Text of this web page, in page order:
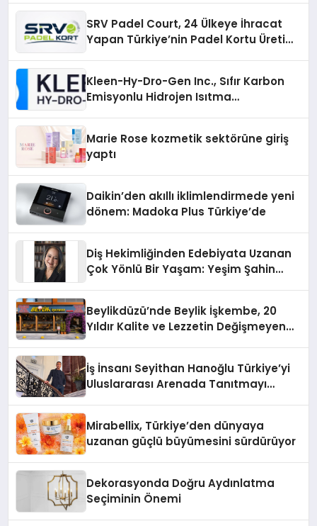
SRV Padel Court, 24 Ülkeye İhracat
Yapan Türkiye’nin Padel Kortu Üretim
Kleen-Hy-Dro-Gen Inc., Sıfır Karbon
Emisyonlu Hidrojen Isıtma
Marie Rose kozmetik sektörüne giriş
yaptı
Daikin’den akıllı iklimlendirmede yeni
dönem: Madoka Plus Türkiye’de
Diş Hekimliğinden Edebiyata Uzanan
Çok Yönlü Bir Yaşam: Yeşim Şahin
Beylikdüzü’nde Beylik İşkembe, 20
Yıldır Kalite ve Lezzetin Değişmeyen
İş İnsanı Seyithan Hanoğlu Türkiye’yi
Uluslararası Arenada Tanıtmayı
Mirabellix, Türkiye’den dünyaya
uzanan güçlü büyümesini sürdürüyor
Dekorasyonda Doğru Aydınlatma
Seçiminin Önemi